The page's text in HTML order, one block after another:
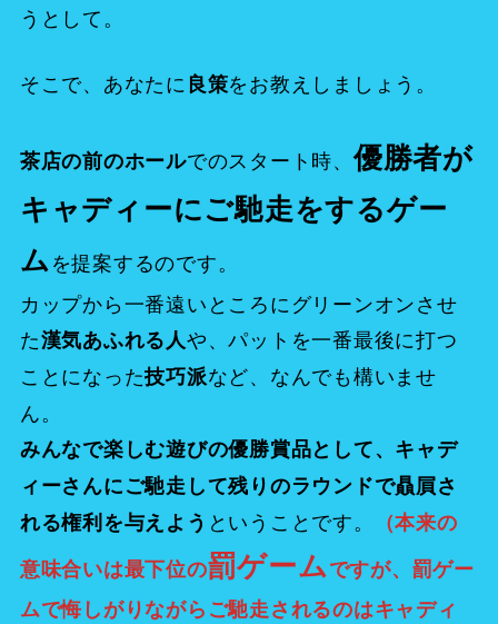
うとして。
そこで、あなたに 良策をお教えしましょう。
茶店の前のホールでのスタート時、優勝者が
キャディーにご馳走をするゲー
ムを提案するのです。
カップから一番遠いところにグリーンオンさせ
た漢気あふれる人や、パットを一番最後に打つ
ことになった技巧派など、なんでも構いませ
ん。
みんなで楽しむ遊びの優勝賞品として、キャデ
ィーさんにご馳走して残りのラウンドで贔屓さ
れる権利を与えよう ということです。
（本来の
意味合いは最下位の罰ゲームですが、罰ゲー
ムで悔しがりながらご馳走されるのはキャディ